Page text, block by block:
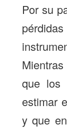
Por su
que los
estimar
y que